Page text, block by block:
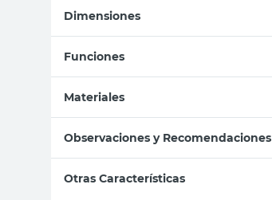
Dimensiones
Funciones
Materiales
Observaciones y Recomendaciones
Otras Características